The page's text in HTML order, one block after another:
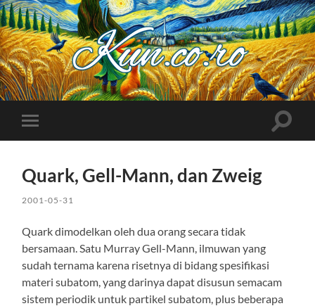
Kuncoro++
Toggle
mobile
Toggle
Quark, Gell-Mann, dan Zweig
2001-05-31
Quark dimodelkan oleh dua orang secara tidak
bersamaan. Satu Murray Gell-Mann, ilmuwan yang
sudah ternama karena risetnya di bidang spesifikasi
materi subatom, yang darinya dapat disusun semacam
sistem periodik untuk partikel subatom, plus beberapa